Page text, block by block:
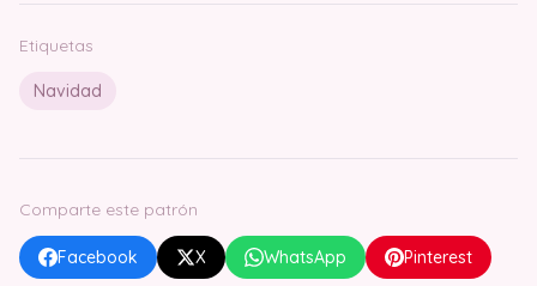
Etiquetas
Navidad
Comparte este patrón
Facebook X WhatsApp Pinterest